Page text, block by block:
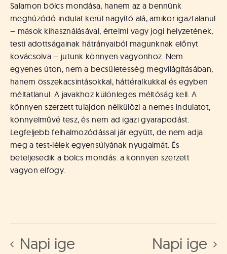
Salamon bölcs mondása, hanem az a bennünk
meghúzódó indulat kerül nagyító alá, amikor igaztalanul
– mások kihasználásával, értelmi vagy jogi helyzetének,
testi adottságainak hátrányaiból magunknak előnyt
kovácsolva – jutunk könnyen vagyonhoz. Nem
egyenes úton, nem a becsületesség megvilágításában,
hanem összekacsintásokkal, háttéralkukkal és egyben
méltatlanul. A javakhoz különleges méltóság kell. A
könnyen szerzett tulajdon nélkülözi a nemes indulatot,
könnyelművé tesz, és nem ad igazi gyarapodást.
Legfeljebb felhalmozódással jár együtt, de nem adja
meg a test-lélek egyensúlyának nyugalmát. És
beteljesedik a bölcs mondás: a könnyen szerzett
vagyon elfogy.
Napi ige Napi ige